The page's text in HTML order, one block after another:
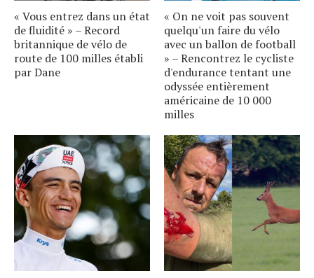
« Vous entrez dans un état
de fluidité » – Record
britannique de vélo de
route de 100 milles établi
par Dane
« On ne voit pas souvent
quelqu'un faire du vélo
avec un ballon de football
» – Rencontrez le cycliste
d'endurance tentant une
odyssée entièrement
américaine de 10 000
milles